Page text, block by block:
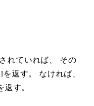
れていれば、 その
返す。 なければ、
す。